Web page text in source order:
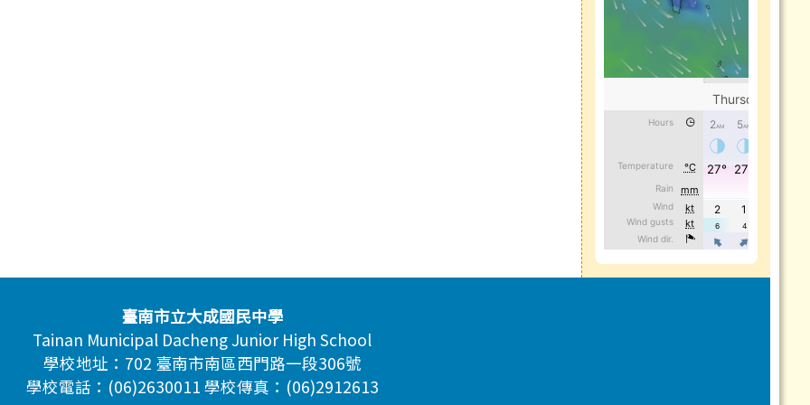
臺南市立大成國民中學
Tainan Municipal Dacheng Junior High School
學校地址：702 臺南市南區西門路一段306號
學校電話：(06)2630011 學校傳真：(06)2912613